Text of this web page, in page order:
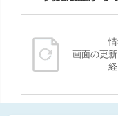
画面の更